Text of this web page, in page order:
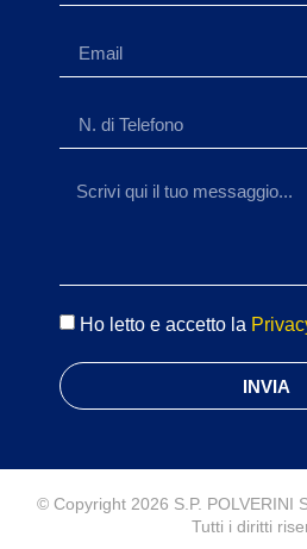
Ho letto e accetto la
INVIA
© Copyright 2026 S.P. POLVERINI
Tutti i diritti